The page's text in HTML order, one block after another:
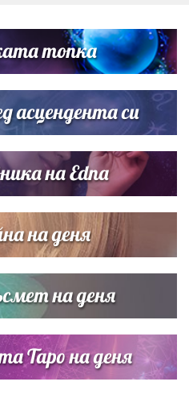
място
сватба, Стоичков и
с песен
топка
асцендента си
на Edna
на деня
на деня
Таро на деня